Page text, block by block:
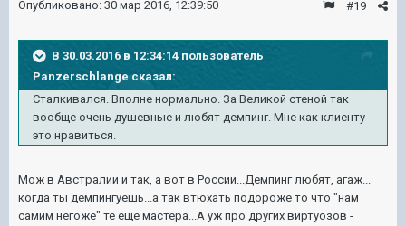
#19
Опубликовано: 30 мар 2016, 12:39:50
В 30.03.2016 в 12:34:14 пользователь
Panzerschlange сказал:
Сталкивался. Вполне нормально. За Великой стеной так
вообще очень душевные и любят демпинг. Мне как клиенту
это нравиться.
Мож в Австралии и так, а вот в России...Демпинг любят, агаж...
когда ты демпингуешь...а так втюхать подороже то что "нам
самим негоже" те еще мастера...А уж про других виртуозов -